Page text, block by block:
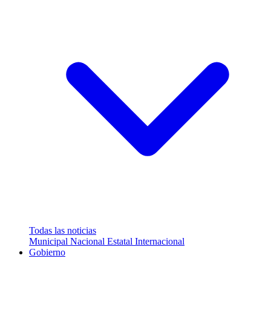
Todas las noticias
Municipal Nacional Estatal Internacional
Gobierno